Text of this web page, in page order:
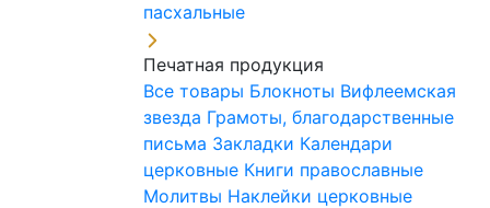
пасхальные
Печатная продукция
Все товары Блокноты Вифлеемская
звезда Грамоты, благодарственные
письма Закладки Календари
церковные Книги православные
Молитвы Наклейки церковные